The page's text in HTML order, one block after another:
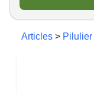
Articles > Pilulier